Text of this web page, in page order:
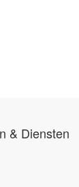
& Diensten